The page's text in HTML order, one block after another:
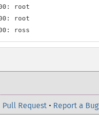
root
root
ross
Pull Request • Report a Bug